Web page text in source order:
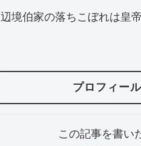
辺境伯家の落ちこぼれは皇
プロフィール
この記事を書い